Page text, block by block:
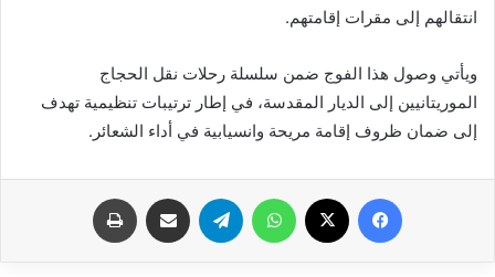
انتقالهم إلى مقرات إقامتهم.
ويأتي وصول هذا الفوج ضمن سلسلة رحلات نقل الحجاج
الموريتانيين إلى الديار المقدسة، في إطار ترتيبات تنظيمية تهدف
إلى ضمان ظروف إقامة مريحة وانسيابية في أداء الشعائر.
فيسبوك واتساب تيلقرام مشاركة عبر البريد